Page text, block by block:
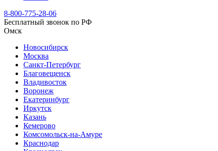
8-800-775-28-06
Бесплатный звонок по РФ
Омск
Новосибирск
Москва
Санкт-Петербург
Благовещенск
Владивосток
Воронеж
Екатеринбург
Иркутск
Казань
Кемерово
Комсомольск-на-Амуре
Краснодар